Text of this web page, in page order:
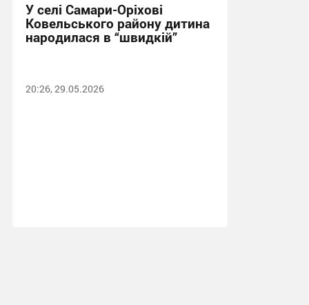
У селі Самари-Оріхові
Ковельського району дитина
народилася в “швидкій”
20:26, 29.05.2026